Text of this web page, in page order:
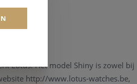
Lotus. Het model Shiny is zowel bij
http://www.lotus-watches.be,